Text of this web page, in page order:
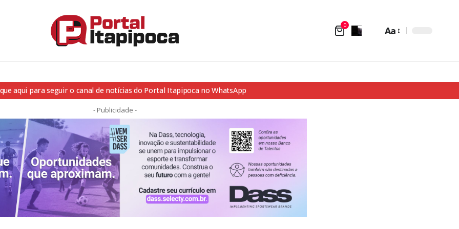
0 Aa
aqui para seguir o canal de notícias do Portal Itapipoca no WhatsApp
- Publicidade -